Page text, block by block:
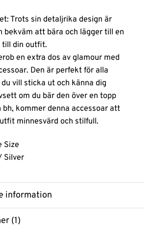
Trots sin detaljrika design är
bekväm att bära och lägger till en
till din outfit.
en extra dos av glamour med
Den är perfekt för alla
vill sticka ut och känna dig
om du bär den över en topp
bh, kommer denna accessoar att
minnesvärd och stilfull.
Size
Silver
information
(1)